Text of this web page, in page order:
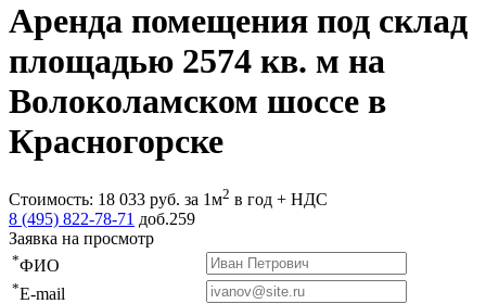
Аренда помещения под склад
площадью 2574 кв. м на
Волоколамском шоссе в
Красногорске
Стоимость: 18 033 руб. за 1м2 в год + НДС
8 (495) 822-78-71 доб.259
Заявка на просмотр
*ФИО
*E-mail